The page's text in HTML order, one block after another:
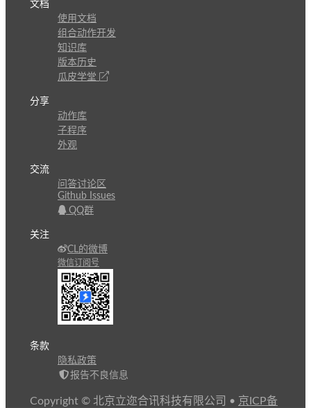
文档
使用文档
组合动作开发
知识库
版本历史
瓜皮学堂
分享
动作库
子程序
外观
交流
问答讨论区
Github Issues
QQ群
关注
CL的微博
微信订阅号
条款
隐私政策
报告不良信息
Copyright © 北京立迩合讯科技有限公司 • 京ICP备